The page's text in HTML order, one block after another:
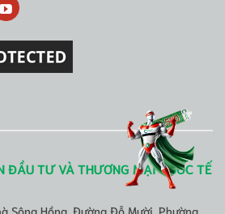
ĐẦU TƯ VÀ THƯƠNG MẠI QUỐC TẾ
Sông Hồng, Đường Đỗ Mười, Phường